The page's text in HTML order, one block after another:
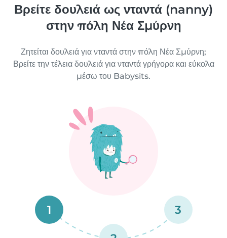
Βρείτε δουλειά ως νταντά (nanny)
στην πόλη Νέα Σμύρνη
Ζητείται δουλειά για νταντά στην πόλη Νέα Σμύρνη;
Βρείτε την τέλεια δουλειά για νταντά γρήγορα και εύκολα
μέσω του Babysits.
1 3